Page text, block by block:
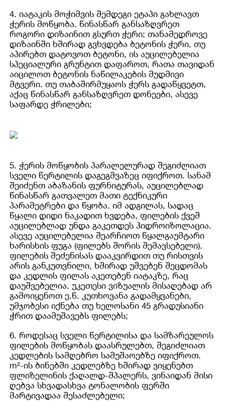
4. იატაკის მოჭიმვის შემდეგი ეტაპი გახლავთ
ჭერის მოწყობა. წინასწარ განსაზღვრეთ
როგორი დიზაინით გსურთ ჭერი; თანამედროვე
დიზაინში ხშირად გვხვდება ბეტონის ჭერი, თუ
აპირებთ დატოვოთ ბეტონი, ის აუცილებელია
სპეციალური გრუნტით დაფაროთ, რათა თავიდან
აიცილოთ ბეტონის ნაწილაკების მუდმივი
მტვერი. თუ თაბაშირმუყაოს ჭერს გადაწყვეტთ,
აქაც წინასწარ განსაზღვრეთ დონეები, ასევე
საფარდე ჭრილები;
5. ჭერის მოწყობის პარალელურად შეგიძლიათ
სველი წერტილის დაგეგმვაზეც იფიქროთ. სანამ
შეიძენთ აბაზანის ფურნიტურას, აუცილებლად
წინასწარ გათვალეთ მათი ტექნიკური
პარამეტრები და წყობა. იმ ადგილას, სადაც
წყალი დიდი ნაკადით ხვდება, ფილების ქვეშ
აუცილებლად უნდა გაკეთდეს ჰიდროიზოლაცია.
ასევე აუცილებელია შეარჩიოთ წყალგაუმტარი
ხარისხის ფუგა (ფილებს შორის შემავსებელი).
ფილების შეძენისას დააკვირდით თუ რისთვის
არის განკუთვნილი, ხშირად უშვებენ შეცდომას
და კედლის ფილას აკეთებენ იატაკზე, რაც
დაუშვებელია. უკეთესი ვიზუალის მისაღებად არ
გამოიყენოთ ე.წ. კუთხოვანა გადამყვანები,
უმჯობესი იქნება თუ ხელოსანი 45 გრადუსიანი
ჭრით დაამუშავებს ფილებს;
6. როდესაც სველი წერტილისა და სამზარეულოს
ფილების მოწყობას დაასრულებთ, შეგიძლიათ
კედლების სამღებრო სამუშაოებზე იფიქროთ.
m²-ის ბინებში კედლებზე ხშირად ვიყენებთ
ფლიზელინის ქაღალდ-შპალერს, ვინაიდან მისი
ღებვა სხვადასხვა ტონალობის ფერში
მარტივადაა შესაძლებელი;